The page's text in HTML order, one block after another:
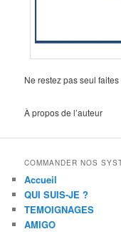
Ne restez pas seul
À propos de l’auteur
COMMANDER NOS
Accueil
QUI SUIS-JE ?
TEMOIGNAGES
AMIGO